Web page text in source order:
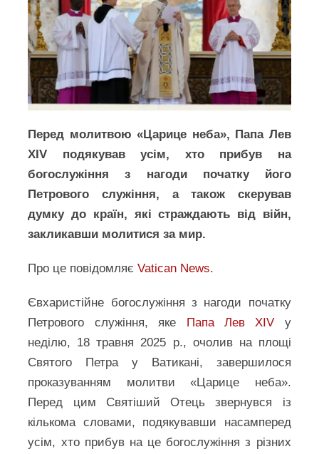
Перед молитвою «Царице неба», Папа Лев
XIV подякував усім, хто прибув на
богослужіння з нагоди початку його
Петрового служіння, а також скерував
думку до країн, які страждають від війн,
закликавши молитися за мир.
Про це повідомляєVatican News.
Євхаристійне богослужіння з нагоди початку
Петрового служіння, яке Папа Лев XIV у
неділю, 18 травня 2025 р., очолив на площі
Святого Петра у Ватикані, завершилося
проказуванням молитви «Царице неба».
Перед цим Святіший Отець звернувся із
кількома словами, подякувавши насамперед
усім, хто прибув на це богослужіння з різних